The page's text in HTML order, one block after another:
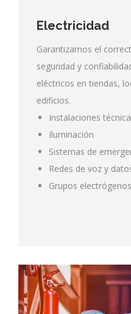
Electricidad
Garantizamos el
seguridad y
eléctricos en tiendas,
edificios.
Instalaciones
Iluminación
Sistemas de
Redes de voz y
Grupos electrógenos